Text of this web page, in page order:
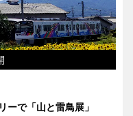
ーで「山と雷鳥展」